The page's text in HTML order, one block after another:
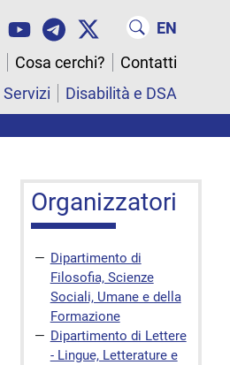
EN
Cosa cerchi?
Contatti
Servizi Disabilità e DSA
Organizzatori
Dipartimento di
Filosofia, Scienze
Sociali, Umane e della
Formazione
Dipartimento di Lettere
- Lingue, Letterature e